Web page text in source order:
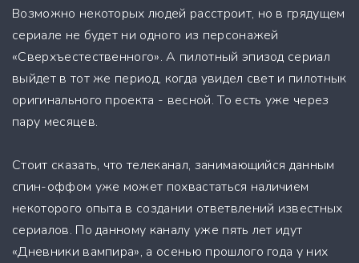
Возможно некоторых людей расстроит, но в грядущем
сериале не будет ни одного из персонажей
«Сверхъестественного». А пилотный эпизод сериал
выйдет в тот же период, когда увидел свет и пилотнык
оригинального проекта - весной. То есть уже через
пару месяцев.
Стоит сказать, что телеканал, занимающийся данным
спин-оффом уже может похвастаться наличием
некоторого опыта в создании ответвлений известных
сериалов. По данному каналу уже пять лет идут
«Дневники вампира», а осенью прошлого года у них